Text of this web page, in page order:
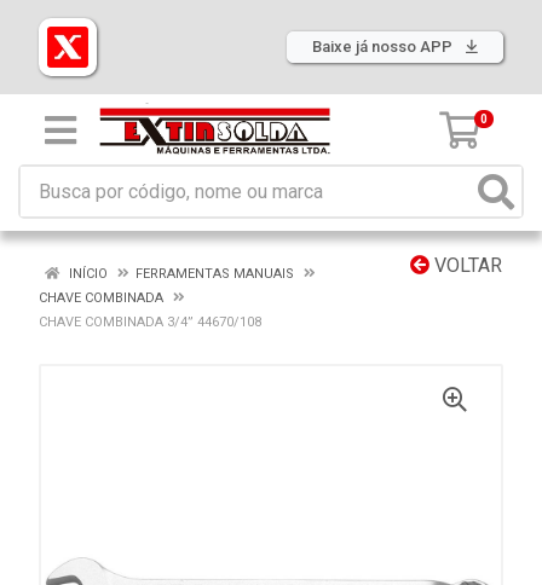
Baixe já nosso APP
0
VOLTAR
INÍCIO
FERRAMENTAS MANUAIS
CHAVE COMBINADA
CHAVE COMBINADA 3/4” 44670/108